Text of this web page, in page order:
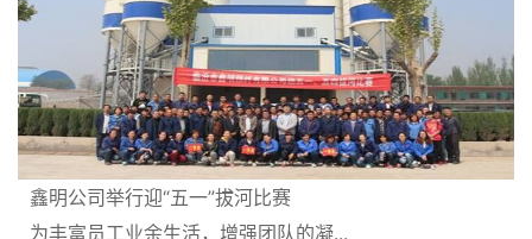
鑫明公司举行迎“五一”拔河比赛
为丰富员工业余生活，增强团队的凝...